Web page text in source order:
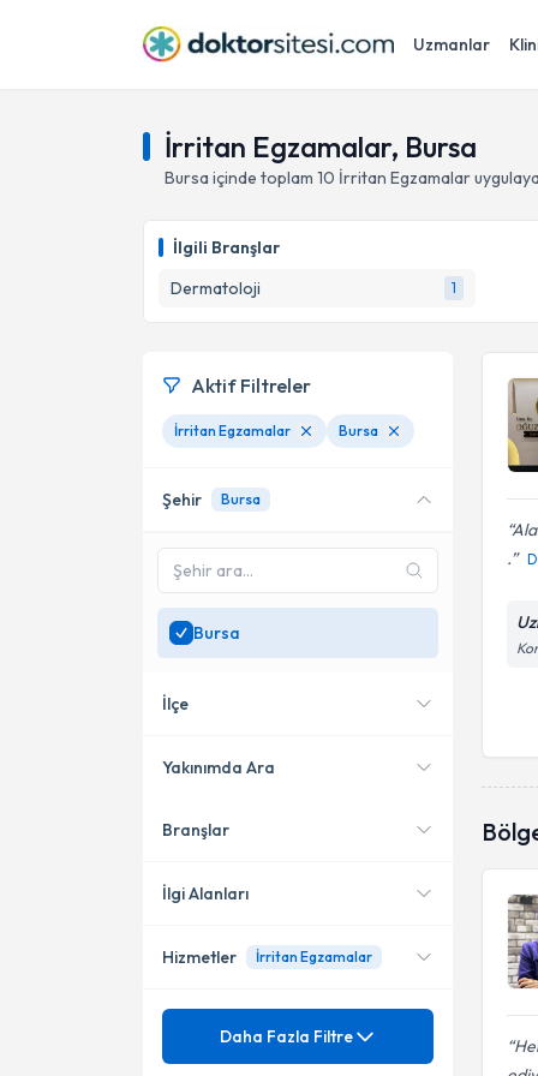
Uzmanlar
İrritan Egzamalar, Bursa
Bursa içinde toplam 10 İrritan Egzamalar
İlgili Branşlar
Dermatoloji
1
.
Aktif Filtreler
İrritan Egzamalar Bursa
Şehir Bursa
Bursa
İlçe
Nilüfer
Yakınımda Ara
Konumuma yakın uzmanları
Branşlar
Dermatoloji
İlgi Alanları
Ağız Yaraları
Hizmetler İrritan Egzamalar
Mezuniyet
Daha Fazla Filtre